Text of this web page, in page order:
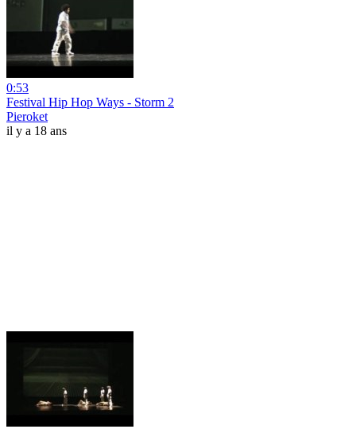
0:53
Festival Hip Hop Ways - Storm 2
Pieroket
il y a 18 ans